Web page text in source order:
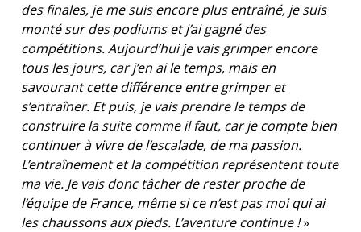
des finales, je me suis encore plus entraîné, je suis
monté sur des podiums et j’ai gagné des
compétitions. Aujourd’hui je vais grimper encore
tous les jours, car j’en ai le temps, mais en
savourant cette différence entre grimper et
s’entraîner. Et puis, je vais prendre le temps de
construire la suite comme il faut, car je compte bien
continuer à vivre de l’escalade, de ma passion.
L’entraînement et la compétition représentent toute
ma vie. Je vais donc tâcher de rester proche de
l’équipe de France, même si ce n’est pas moi qui ai
les chaussons aux pieds. L’aventure continue !»